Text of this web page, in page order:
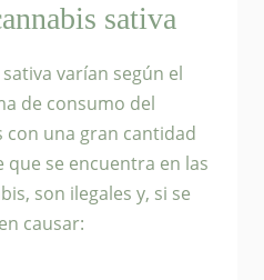
sativa
varían según el
de consumo del
una gran cantidad
que se encuentra en las
son ilegales y, si se
causar: